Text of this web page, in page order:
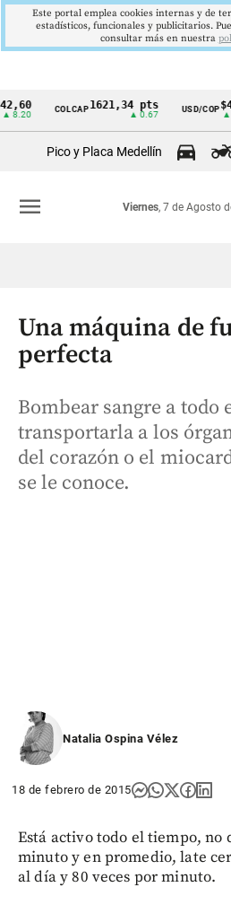
Cintillo
Colombia
COLCAP1621,34 pts USD/COP$4178
▲ 0.42
Pico y Placa Medellín
Viernes, 7 de Agosto
menu
Una máquina de
perfecta
Bombear sangre a todo
transportarla a los
del corazón o el
se le conoce.
Natalia Ospina Vélez
18 de febrero de 2015
Está activo todo el tiempo, no
minuto y en promedio, late
al día y 80 veces por minuto.
Este portal emplea cookies internas y de
estadísticos, funcionales y publicitarios.
consultar más en nuestra